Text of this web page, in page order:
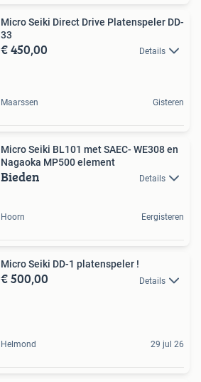
Micro Seiki Direct Drive Platenspeler DD-
33
€ 450,00 Details
Maarssen Gisteren
Micro Seiki BL101 met SAEC- WE308 en
Nagaoka MP500 element
Bieden Details
Hoorn Eergisteren
Micro Seiki DD-1 platenspeler !
€ 500,00 Details
Helmond 29 jul 26